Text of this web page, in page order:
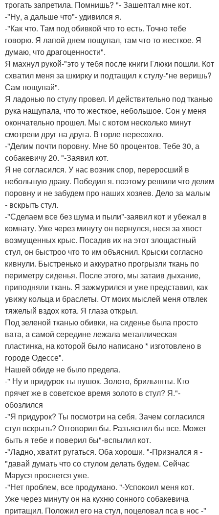
трогать запретила. Помнишь? "- Зашептал мне кот.
-"Ну, а дальше что"- удивился я.
-"Как что. Там под обивкой что то есть. Точно тебе
говорю. Я лапой днем пощупал, там что то жесткое. Я
думаю, что драгоценности".
Я махнул рукой-"это у тебя после книги Глюки пошли. Кот
схватил меня за шкирку и подтащил к стулу-"не веришь?
Сам пощупай".
Я ладонью по стулу провел. И действительно под тканью
рука нащупала, что то жесткое, небольшое. Сон у меня
окончательно прошел. Мы с котом несколько минут
смотрели друг на друга. В горле пересохло.
-"Делим почти поровну. Мне 50 процентов. Тебе 30, а
собакевичу 20. "-Заявил кот.
Я не согласился. У нас возник спор, переросший в
небольшую драку. Победил я. поэтому решили что делим
поровну и не забудем про наших хозяев. Дело за малым
- вскрыть стул.
-"Сделаем все без шума и пыли"-заявил кот и убежал в
комнату. Уже через минуту он вернулся, неся за хвост
возмущенных крыс. Посадив их на этот злощастный
стул, он быстроо что то им объяснил. Крыски согласно
кивнули. Быстренько и аккуратно прогрызли ткань по
периметру сиденья. После этого, мы затаив дыхание,
приподняли ткань. Я зажмурился и уже представил, как
увижу кольца и браслеты. От моих мыслей меня отвлек
тяжелый вздох кота. Я глаза открыл.
Под зеленой тканью обивки, на сиденье была просто
вата, а самой середине лежала металлическая
пластинка, на которой было написано * изготовлено в
городе Одессе".
Нашей обиде не было предела.
-" Ну и придурок ты пушок. Золото, брильянты. Кто
прячет же в советское время золото в стул? Я."-
обозлился
-"Я придурок? Ты посмотри на себя. Зачем согласился
стул вскрыть? Отговорил бы. Разъяснил бы все. Может
быть я тебе и поверил бы"-вспылил кот.
-"Ладно, хватит ругаться. Оба хороши. "-Признался я -
"давай думать что со стулом делать будем. Сейчас
Маруся проснется уже.
-"Нет проблем, все продумано. "-Успокоил меня кот.
Уже через минуту он на кухню сонного собакевича
притащил. Положил его на стул, поцеловал пса в нос -"